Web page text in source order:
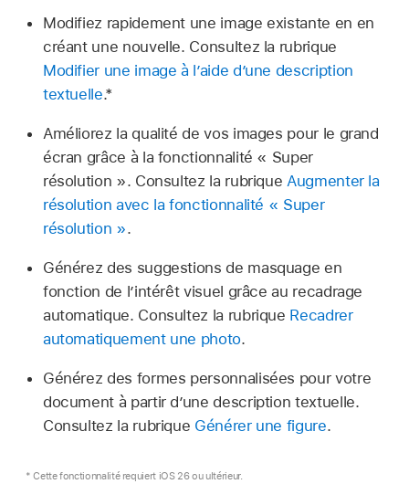
Modifiez rapidement une image existante en en
créant une nouvelle. Consultez la rubrique
Modifier une image à l’aide d’une description
textuelle.*
Améliorez la qualité de vos images pour le grand
écran grâce à la fonctionnalité « Super
résolution ». Consultez la rubriqueAugmenter la
résolution avec la fonctionnalité « Super
résolution ».
Générez des suggestions de masquage en
fonction de l’intérêt visuel grâce au recadrage
automatique. Consultez la rubrique Recadrer
automatiquement une photo.
Générez des formes personnalisées pour votre
document à partir d’une description textuelle.
Consultez la rubrique Générer une figure.
* Cette fonctionnalité requiert iOS 26 ou ultérieur.